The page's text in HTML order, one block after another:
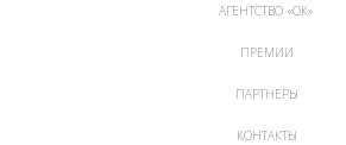
АГЕНТСТВО «ОК»
ПРЕМИИ
ПАРТНЕРЫ
КОНТАКТЫ